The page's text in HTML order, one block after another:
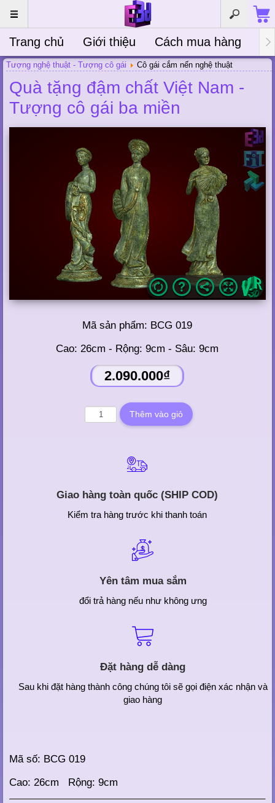
Trang chủ Giới thiệu Cách mua hàng
Tượng nghệ thuật - Tượng cô gái Cô gái cắm nến nghệ thuật
Quà tặng đậm chất Việt Nam -
Tượng cô gái ba miền
Mã sản phẩm: BCG 019
Cao: 26cm - Rộng: 9cm - Sâu: 9cm
2.090.000₫
Giao hàng toàn quốc (SHIP COD)
Kiểm tra hàng trước khi thanh toán
Yên tâm mua sắm
đổi trả hàng nếu như không ưng
Đặt hàng dễ dàng
Sau khi đặt hàng thành công chúng tôi sẽ gọi điện xác nhận và
giao hàng
Mã số: BCG 019
Cao: 26cm Rộng: 9cm